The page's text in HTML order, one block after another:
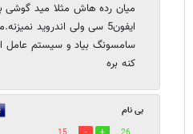
میان رده هاش مثلا مید گوشی
ایفون5 سی ولی اندروید
سامسونگ بیاد و سیستم عامل
کنه بره
بی نام